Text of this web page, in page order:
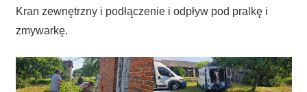
Kran zewnętrzny i podłączenie i odpływ pod pralkę i
zmywarkę.